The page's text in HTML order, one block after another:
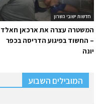
חדשות ישובי השרון
המשטרה עצרה את ארכאן חאלד
– החשוד בפיגוע הדריסה בכפר
יונה
המובילים השבוע